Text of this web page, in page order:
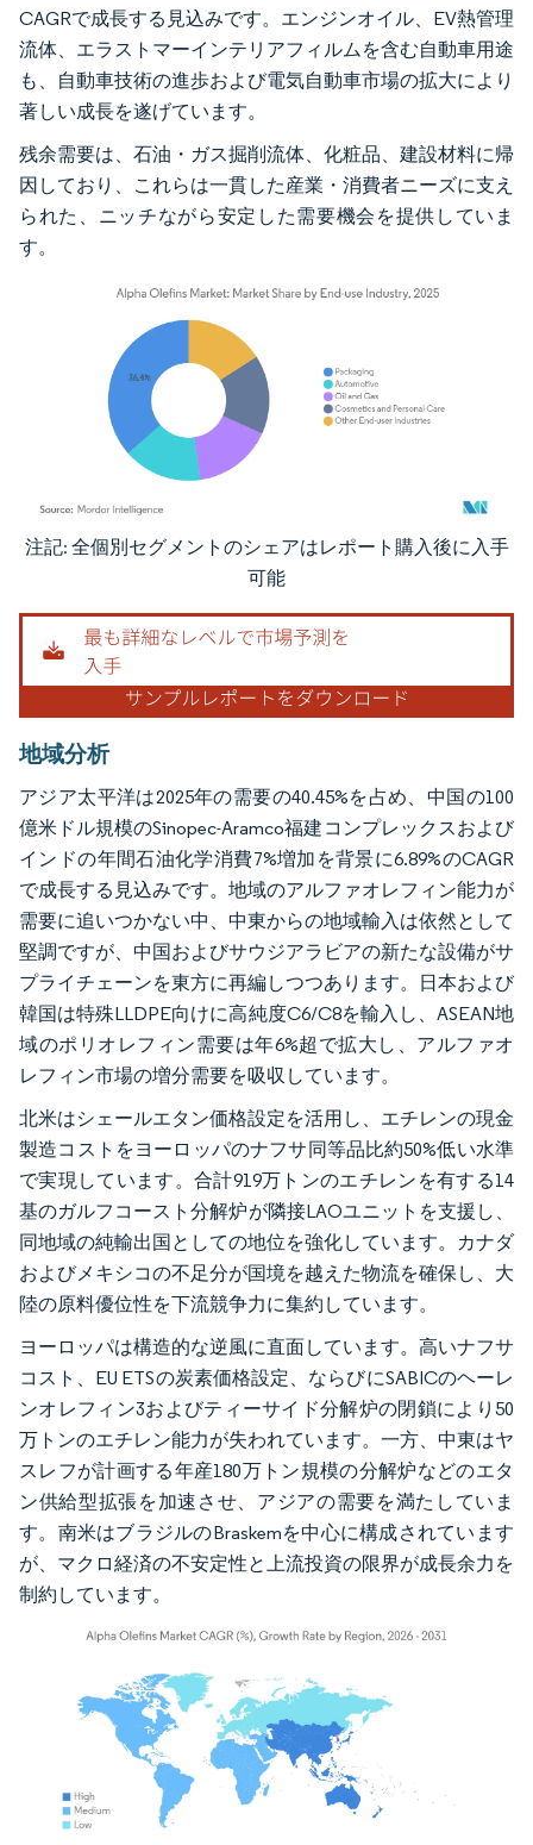
CAGRで成長する見込みです。エンジンオイル、EV熱管理
流体、エラストマーインテリアフィルムを含む自動車用途
も、自動車技術の進歩および電気自動車市場の拡大により
著しい成長を遂げています。
残余需要は、石油・ガス掘削流体、化粧品、建設材料に帰
因しており、これらは一貫した産業・消費者ニーズに支え
られた、ニッチながら安定した需要機会を提供していま
す。
画像 © Mordor Intelligence。再利用にはCC BY 4.0の表示が必要です。
注記: 全個別セグメントのシェアはレポート購入後に入手
可能
地域分析
アジア太平洋は2025年の需要の40.45%を占め、中国の100
億米ドル規模のSinopec-Aramco福建コンプレックスおよび
インドの年間石油化学消費7%増加を背景に6.89%のCAGR
で成長する見込みです。地域のアルファオレフィン能力が
需要に追いつかない中、中東からの地域輸入は依然として
堅調ですが、中国およびサウジアラビアの新たな設備がサ
プライチェーンを東方に再編しつつあります。日本および
韓国は特殊LLDPE向けに高純度C6/C8を輸入し、ASEAN地
域のポリオレフィン需要は年6%超で拡大し、アルファオ
レフィン市場の増分需要を吸収しています。
北米はシェールエタン価格設定を活用し、エチレンの現金
製造コストをヨーロッパのナフサ同等品比約50%低い水準
で実現しています。合計919万トンのエチレンを有する14
基のガルフコースト分解炉が隣接LAOユニットを支援し、
同地域の純輸出国としての地位を強化しています。カナダ
およびメキシコの不足分が国境を越えた物流を確保し、大
陸の原料優位性を下流競争力に集約しています。
ヨーロッパは構造的な逆風に直面しています。高いナフサ
コスト、EU ETSの炭素価格設定、ならびにSABICのヘーレ
ンオレフィン3およびティーサイド分解炉の閉鎖により50
万トンのエチレン能力が失われています。一方、中東はヤ
スレフが計画する年産180万トン規模の分解炉などのエタ
ン供給型拡張を加速させ、アジアの需要を満たしていま
す。南米はブラジルのBraskemを中心に構成されています
が、マクロ経済の不安定性と上流投資の限界が成長余力を
制約しています。